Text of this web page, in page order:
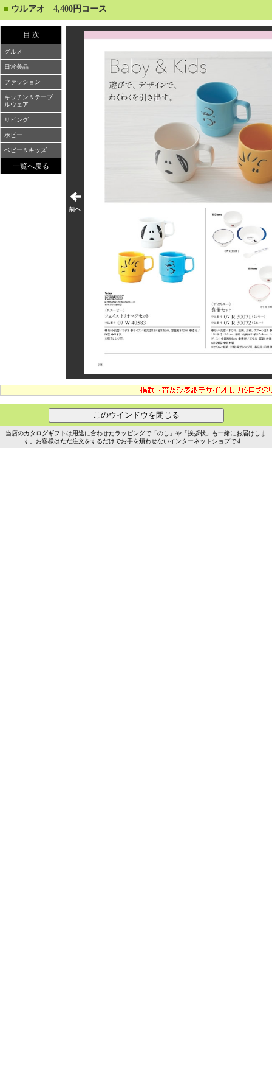
■ ウルアオ 4,400円コース
目 次
グルメ
日常美品
ファッション
キッチン＆テーブ
ルウェア
リビング
ホビー
ベビー＆キッズ
一覧へ戻る
当店のカタログギフトは用途に合わせたラッピングで「のし」や「挨拶状」も一緒にお届けしま
す。お客様はただ注文をするだけでお手を煩わせないインターネットショプです